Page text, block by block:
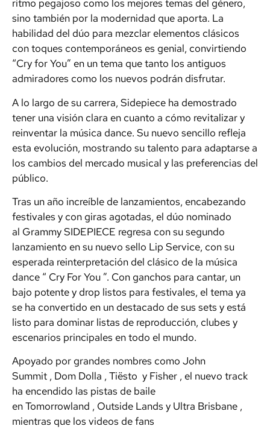
ritmo pegajoso como los mejores temas del género,
sino también por la modernidad que aporta. La
habilidad del dúo para mezclar elementos clásicos
con toques contemporáneos es genial, convirtiendo
“Cry for You” en un tema que tanto los antiguos
admiradores como los nuevos podrán disfrutar.
A lo largo de su carrera, Sidepiece ha demostrado
tener una visión clara en cuanto a cómo revitalizar y
reinventar la música dance. Su nuevo sencillo refleja
esta evolución, mostrando su talento para adaptarse a
los cambios del mercado musical y las preferencias del
público.
Tras un año increíble de lanzamientos, encabezando
festivales y con giras agotadas, el dúo nominado
al GrammySIDEPIECE regresa con su segundo
lanzamiento en su nuevo sello Lip Service, con su
esperada reinterpretación del clásico de la música
dance “ Cry For You ”. Con ganchos para cantar, un
bajo potente y drop listos para festivales, el tema ya
se ha convertido en un destacado de sus sets y está
listo para dominar listas de reproducción, clubes y
escenarios principales en todo el mundo.
Apoyado por grandes nombres como John
Summit , Dom Dolla , Tiësto y Fisher , el nuevo track
ha encendido las pistas de baile
enTomorrowland , Outside Lands y Ultra Brisbane ,
mientras que los videos de fans